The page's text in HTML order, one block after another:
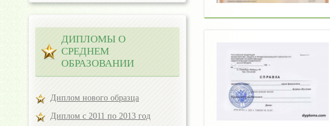
ДИПЛОМЫ О
СРЕДНЕМ
ОБРАЗОВАНИИ
Диплом нового образца
Диплом с 2011 по 2013 год